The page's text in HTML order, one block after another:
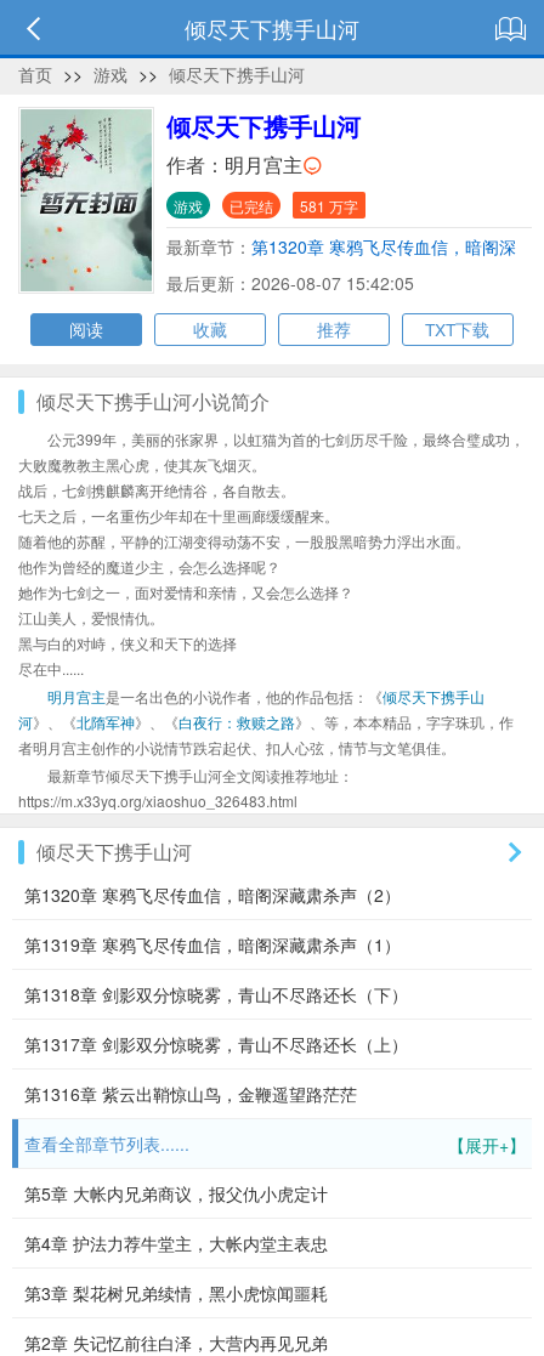
倾尽天下携手山河
首页 >> 游戏 >> 倾尽天下携手山河
倾尽天下携手山河
作者： 明月宫主
游戏 已完结 581 万字
最新章节： 第1320章 寒鸦飞尽传血信，暗阁深
藏肃杀声（2）
最后更新：2026-08-07 15:42:05
阅读
收藏 推荐 TXT下载
倾尽天下携手山河小说简介
公元399年，美丽的张家界，以虹猫为首的七剑历尽千险，最终合璧成功，
大败魔教教主黑心虎，使其灰飞烟灭。
战后，七剑携麒麟离开绝情谷，各自散去。
七天之后，一名重伤少年却在十里画廊缓缓醒来。
随着他的苏醒，平静的江湖变得动荡不安，一股股黑暗势力浮出水面。
他作为曾经的魔道少主，会怎么选择呢？
她作为七剑之一，面对爱情和亲情，又会怎么选择？
江山美人，爱恨情仇。
黑与白的对峙，侠义和天下的选择
尽在中......
明月宫主是一名出色的小说作者，他的作品包括：《倾尽天下携手山
河》、《北隋军神》、《白夜行：救赎之路》、等，本本精品，字字珠玑，作
者明月宫主创作的小说情节跌宕起伏、扣人心弦，情节与文笔俱佳。
最新章节倾尽天下携手山河全文阅读推荐地址：
https://m.x33yq.org/xiaoshuo_326483.html
倾尽天下携手山河
第1320章 寒鸦飞尽传血信，暗阁深藏肃杀声（2）
第1319章 寒鸦飞尽传血信，暗阁深藏肃杀声（1）
第1318章 剑影双分惊晓雾，青山不尽路还长（下）
第1317章 剑影双分惊晓雾，青山不尽路还长（上）
第1316章 紫云出鞘惊山鸟，金鞭遥望路茫茫
【展开+】
查看全部章节列表......
第5章 大帐内兄弟商议，报父仇小虎定计
第4章 护法力荐牛堂主，大帐内堂主表忠
第3章 梨花树兄弟续情，黑小虎惊闻噩耗
第2章 失记忆前往白泽，大营内再见兄弟